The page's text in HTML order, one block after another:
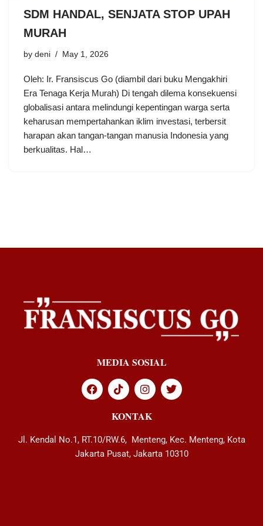
SDM HANDAL, SENJATA STOP UPAH
MURAH
by deni May 1, 2026
Oleh: Ir. Fransiscus Go (diambil dari buku Mengakhiri
Era Tenaga Kerja Murah) Di tengah dilema konsekuensi
globalisasi antara melindungi kepentingan warga serta
keharusan mempertahankan iklim investasi, terbersit
harapan akan tangan-tangan manusia Indonesia yang
berkualitas. Hal…
MEDIA SOSIAL
KONTAK
Jl. Kendal No.1, RT.10/RW.6, Menteng, Kec. Menteng, Kota
Jakarta Pusat, Jakarta 10310